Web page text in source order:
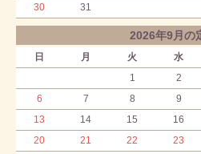
30
31
2026年9月の
日 月 火 水
1
2
6
7 8 9
13
14 15 16
20
21 22 23